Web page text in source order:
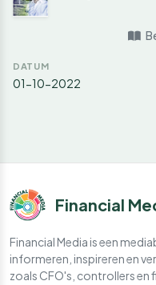
DATUM
01-10-2022
Financial
Financial Media is een
informeren, inspireren en
zoals CFO's, controllers en